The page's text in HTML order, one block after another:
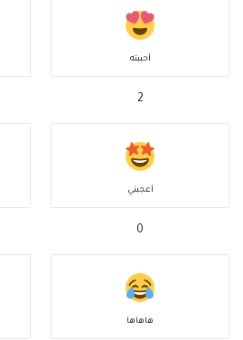
أحببته
2
أعجبني
0
هاهاها